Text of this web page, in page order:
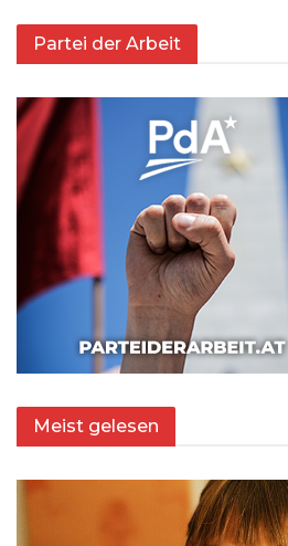
Partei der Arbeit
Meist gelesen